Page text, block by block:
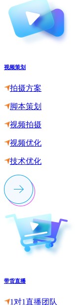
视频策划
拍摄方案
脚本策划
视频拍摄
视频优化
技术优化
带货直播
1对1直播团队